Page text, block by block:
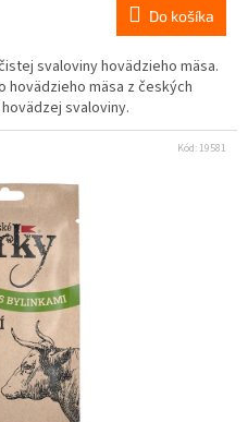
Do košíka
svaloviny hovädzieho mäsa.
hovädzieho mäsa z českých
svaloviny.
Kód: 19581